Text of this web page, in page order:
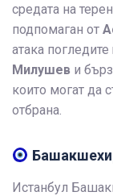
средата на
подпомаган от
атака
Милушев и
които могат да
отбрана.
Истанбул